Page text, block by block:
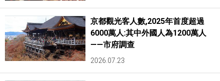
京都觀光客人數,2025年首度超過
6000萬人:其中外國人為1200萬人
——市府調查
2026.07.23